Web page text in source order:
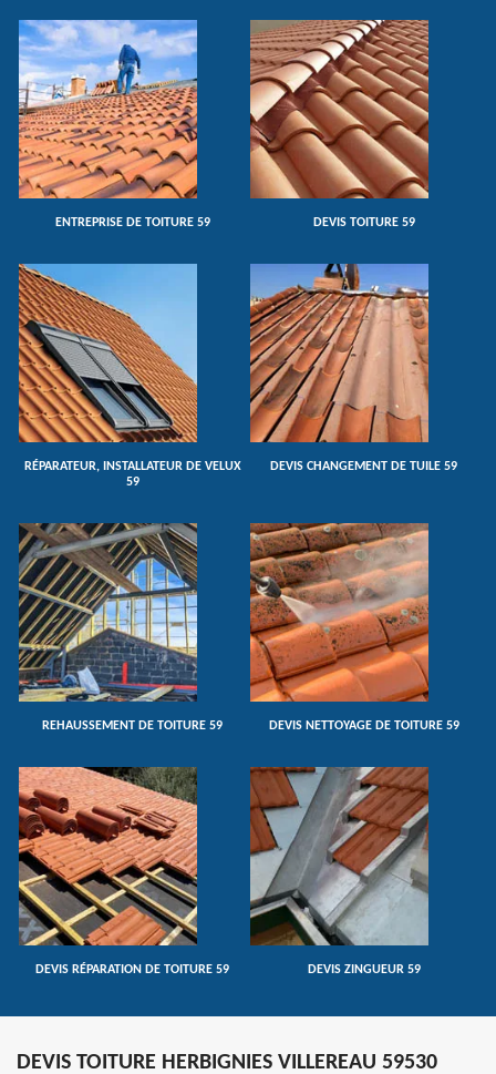
ENTREPRISE DE TOITURE 59 DEVIS TOITURE 59
RÉPARATEUR, INSTALLATEUR DE VELUX
59
DEVIS CHANGEMENT DE TUILE 59
REHAUSSEMENT DE TOITURE 59 DEVIS NETTOYAGE DE TOITURE 59
DEVIS RÉPARATION DE TOITURE 59 DEVIS ZINGUEUR 59
DEVIS TOITURE HERBIGNIES VILLEREAU 59530